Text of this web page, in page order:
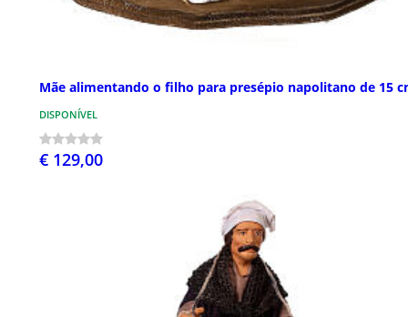
Mãe alimentando o filho para presépio napolitano de 15
DISPONÍVEL
€ 129,00